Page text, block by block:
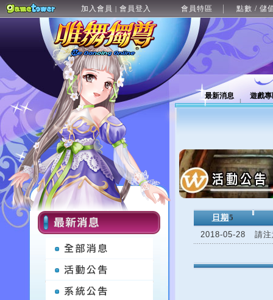
加入會員 | 會員登入 會員特區 點數 / 儲
最新消息 遊戲
日期 5
2018-05-28
請